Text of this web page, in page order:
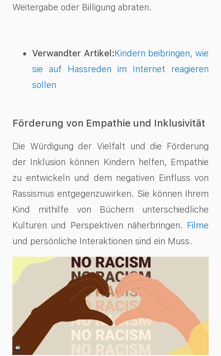
Weitergabe oder Billigung abraten.
Verwandter Artikel:Kindern beibringen, wie
sie auf Hassreden im Internet reagieren
sollen
Förderung von Empathie und Inklusivität
Die Würdigung der Vielfalt und die Förderung
der Inklusion können Kindern helfen, Empathie
zu entwickeln und dem negativen Einfluss von
Rassismus entgegenzuwirken. Sie können Ihrem
Kind mithilfe von Büchern unterschiedliche
Kulturen und Perspektiven näherbringen. Filme
und persönliche Interaktionen sind ein Muss.